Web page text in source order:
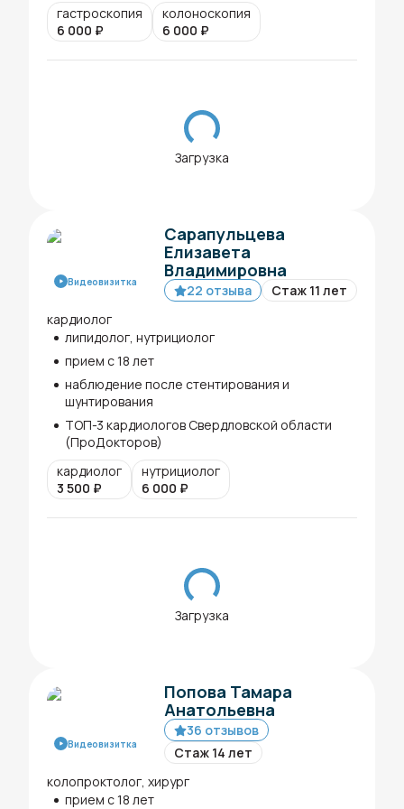
гастроскопия
6 000 ₽
колоноскопия
6 000 ₽
Загрузка
Видеовизитка
Сарапульцева
Елизавета
Владимировна
22 отзыва
Стаж 11 лет
кардиолог
липидолог, нутрициолог
прием с 18 лет
наблюдение после стентирования и
шунтирования
ТОП-3 кардиологов Свердловской области
(ПроДокторов)
кардиолог
3 500 ₽
нутрициолог
6 000 ₽
Загрузка
Видеовизитка
Попова Тамара
Анатольевна
36 отзывов
Стаж 14 лет
колопроктолог, хирург
прием с 18 лет